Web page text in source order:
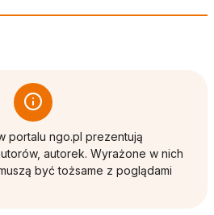
portalu ngo.pl prezentują
autorek. Wyrażone w nich
być tożsame z poglądami